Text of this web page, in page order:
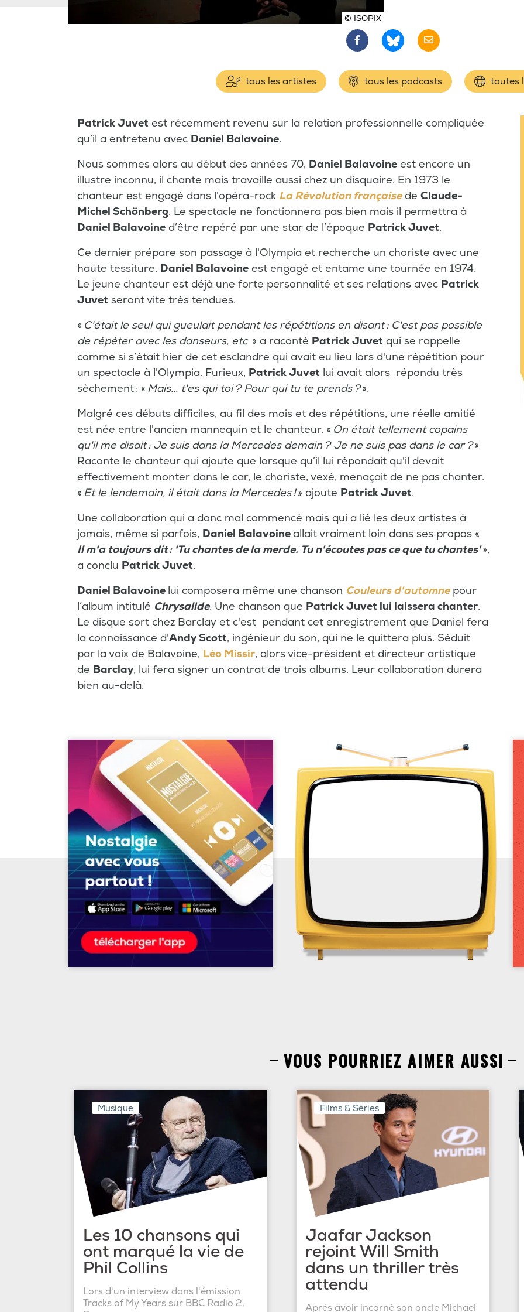
© ISOPIX
tous les artistes tous les podcasts toutes
Patrick Juvet est récemment revenu sur la relation professionnelle compliquée
qu’il a entretenu avec Daniel Balavoine.
Nous sommes alors au début des années 70, Daniel Balavoine est encore un
illustre inconnu, il chante mais travaille aussi chez un disquaire. En 1973 le
chanteur est engagé dans l'opéra-rock La Révolution françaisede Claude-
Michel Schönberg. Le spectacle ne fonctionnera pas bien mais il permettra à
Daniel Balavoine d’être repéré par une star de l’époque Patrick Juvet.
Ce dernier prépare son passage à l'Olympia et recherche un choriste avec une
haute tessiture. Daniel Balavoine est engagé et entame une tournée en 1974.
Le jeune chanteur est déjà une forte personnalité et ses relations avec Patrick
Juvet seront vite très tendues.
« C'était le seul qui gueulait pendant les répétitions en disant : C'est pas possible
de répéter avec les danseurs, etc » a raconté Patrick Juvet qui se rappelle
comme si s’était hier de cet esclandre qui avait eu lieu lors d'une répétition pour
un spectacle à l'Olympia. Furieux, Patrick Juvet lui avait alors répondu très
sèchement : « Mais... t'es qui toi ? Pour qui tu te prends ?».
Malgré ces débuts difficiles, au fil des mois et des répétitions, une réelle amitié
est née entre l'ancien mannequin et le chanteur. « On était tellement copains
qu'il me disait : Je suis dans la Mercedes demain ? Je ne suis pas dans le car ?»
Raconte le chanteur qui ajoute que lorsque qu’il lui répondait qu'il devait
effectivement monter dans le car, le choriste, vexé, menaçait de ne pas chanter.
« Et le lendemain, il était dans la Mercedes !» ajoute Patrick Juvet.
Une collaboration qui a donc mal commencé mais qui a lié les deux artistes à
jamais, même si parfois, Daniel Balavoineallait vraiment loin dans ses propos «
Il m'a toujours dit : 'Tu chantes de la merde. Tu n'écoutes pas ce que tu chantes'»,
a conclu Patrick Juvet.
Daniel Balavoine lui composera même une chanson Couleurs d'automnepour
l’album intitulé Chrysalide. Une chanson que Patrick Juvet lui laissera chanter.
Le disque sort chez Barclay et c'est pendant cet enregistrement que Daniel fera
la connaissance d'Andy Scott, ingénieur du son, qui ne le quittera plus. Séduit
par la voix de Balavoine, Léo Missir, alors vice-président et directeur artistique
de Barclay, lui fera signer un contrat de trois albums. Leur collaboration durera
bien au-delà.
VOUS POURRIEZ AIMER AUSSI
Musique
Les 10 chansons qui
ont marqué la vie de
Phil Collins
Lors d'un interview dans l'émission
Tracks of My Years sur BBC Radio 2,
Films & Séries
Jaafar Jackson
rejoint Will Smith
dans un thriller très
attendu
Après avoir incarné son oncle Michael